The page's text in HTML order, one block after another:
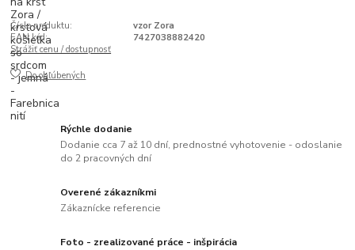
Číslo produktu:
vzor Zora
EAN kód:
7427038882420
Strážiť cenu / dostupnosť
Do obľúbených
Rýchle dodanie
Dodanie cca 7 až 10 dní, prednostné vyhotovenie - odoslanie
do 2 pracovných dní
Overené zákazníkmi
Zákaznícke referencie
Foto - zrealizované práce - inšpirácia